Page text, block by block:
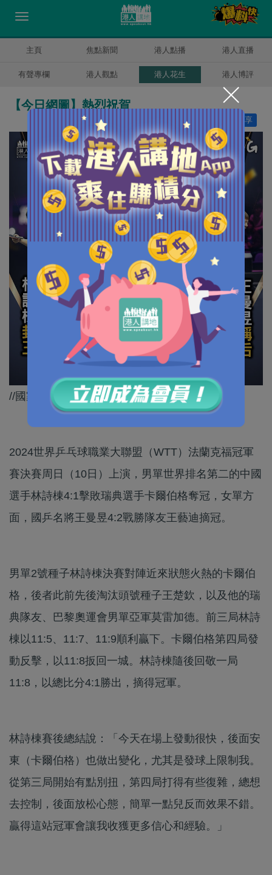
主頁 焦點新聞 港人點播 港人直播
有聲專欄 港人觀點 港人花生 港人博評
【今日網圖】熱烈祝賀
分享
//國家乒乓球隊再次揚威國際！//
2024世界乒乓球職業大聯盟（WTT）法蘭克福冠軍
賽決賽周日（10日）上演，男單世界排名第二的中國
選手林詩棟4:1擊敗瑞典選手卡爾伯格奪冠，女單方
面，國乒名將王曼昱4:2戰勝隊友王藝迪摘冠。
男單2號種子林詩棟決賽對陣近來狀態火熱的卡爾伯
格，後者此前先後淘汰頭號種子王楚欽，以及他的瑞
典隊友、巴黎奧運會男單亞軍莫雷加德。前三局林詩
棟以11:5、11:7、11:9順利贏下。卡爾伯格第四局發
動反擊，以11:8扳回一城。林詩棟隨後回敬一局
11:8，以總比分4:1勝出，摘得冠軍。
林詩棟賽後總結說：「今天在場上發動很快，後面安
東（卡爾伯格）也做出變化，尤其是發球上限制我。
從第三局開始有點別扭，第四局打得有些復雜，總想
去控制，後面放松心態，簡單一點兒反而效果不錯。
贏得這站冠軍會讓我收獲更多信心和經驗。」